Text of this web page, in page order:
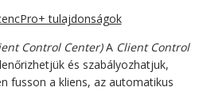
tulajdonságok
Control Center)A Client Control
és szabályozhatjuk,
fusson a kliens, az automatikus